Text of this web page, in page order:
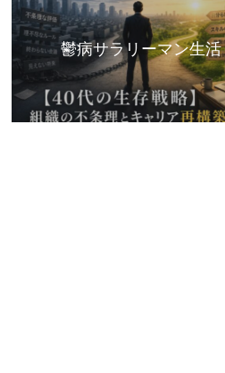
鬱病サラリーマン生活